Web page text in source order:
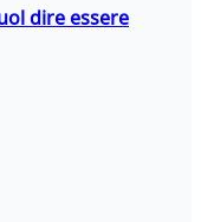
dire essere